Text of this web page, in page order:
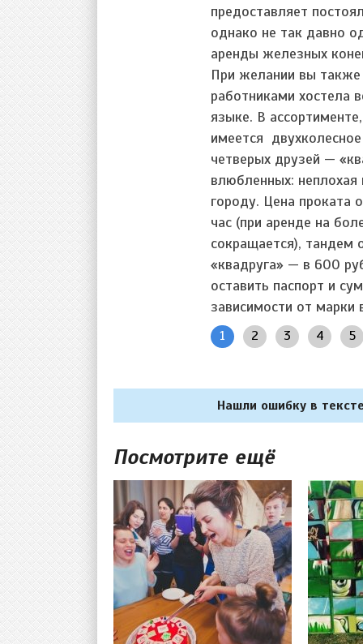
предоставляет
однако не так давно
аренды железных
При желании вы
работниками хостела
языке. В
имеется
четверых друзей —
влюбленных: неплохая
городу. Цена проката
час (при аренде на
сокращается), тандем
«квадруга» — в 600
оставить паспорт и
зависимости от марки
1 2 3 4 5
Нашли ошибку в
Посмотрите ещё